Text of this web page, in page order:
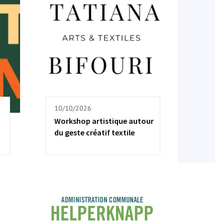
10/10/2026
Workshop artistique autour
du geste créatif textile